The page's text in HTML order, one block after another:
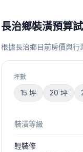
長治鄉裝潢預算
根據長治鄉目前房價與行
坪數
15 坪 20 坪
裝潢等級
輕裝修